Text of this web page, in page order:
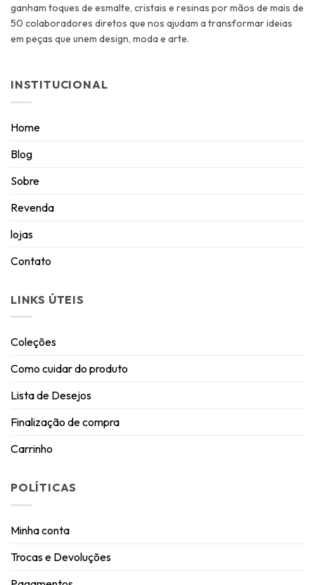
ganham toques de esmalte, cristais e resinas por mãos de mais de
50 colaboradores diretos que nos ajudam a transformar ideias
em peças que unem design, moda e arte.
INSTITUCIONAL
Home
Blog
Sobre
Revenda
lojas
Contato
LINKS ÚTEIS
Coleções
Como cuidar do produto
Lista de Desejos
Finalização de compra
Carrinho
POLÍTICAS
Minha conta
Trocas e Devoluções